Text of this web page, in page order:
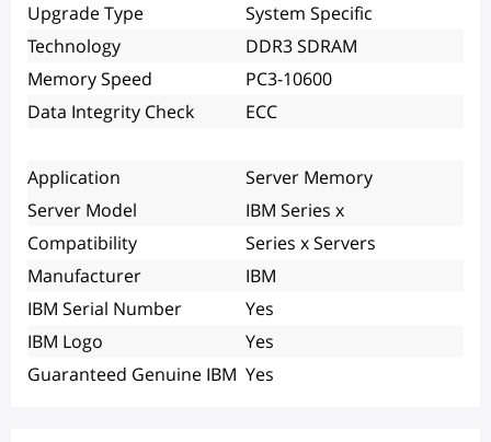
Upgrade Type
System Specific
Technology
DDR3 SDRAM
Memory Speed
PC3-10600
Data Integrity Check
ECC
Application
Server Memory
Server Model
IBM Series x
Compatibility
Series x Servers
Manufacturer
IBM
IBM Serial Number
Yes
IBM Logo
Yes
Guaranteed Genuine IBM Yes